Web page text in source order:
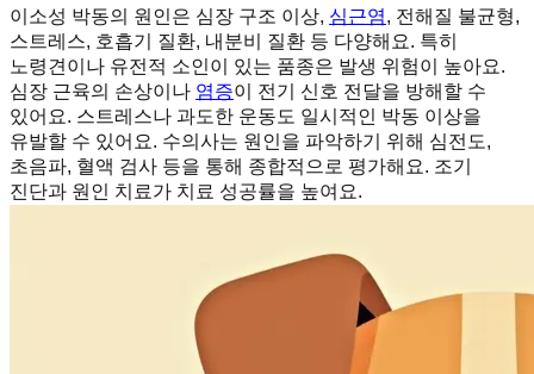
이소성 박동의 원인은 심장 구조 이상, 심근염, 전해질 불균형,
스트레스, 호흡기 질환, 내분비 질환 등 다양해요. 특히
노령견이나 유전적 소인이 있는 품종은 발생 위험이 높아요.
심장 근육의 손상이나 염증이 전기 신호 전달을 방해할 수
있어요. 스트레스나 과도한 운동도 일시적인 박동 이상을
유발할 수 있어요. 수의사는 원인을 파악하기 위해 심전도,
초음파, 혈액 검사 등을 통해 종합적으로 평가해요. 조기
진단과 원인 치료가 치료 성공률을 높여요.